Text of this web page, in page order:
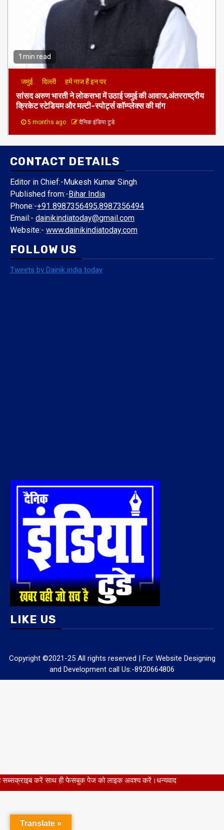
1 min read
जमुई दिल्ली हमें नाज हैं इन पर
​सांसद अरुण भारती ने लोकसभा में उठाई जमुई की आवाज,अंतरराष्ट्रीय
क्रिकेट स्टेडियम और मल्टी-स्पोर्ट्स कॉम्प्लेक्स की मांग
5 months ago दैनिक इंडिया टुडे
CONTACT DETAILS
Editor in Chief:-Mukesh Kumar Singh
Published from:-Bihar India
Phone:-+91 8987356495,8987356494
Email:- dainikindiatoday@gmail.com
Website:- www.dainikindiatoday.com
FOLLOW US
Tweets by Dainik india today
LIKE US
Copyright ©2021-25 All rights reserved | For Website Designing
and Development call Us:-8920664806
Translate »
फेसबुक पेज को लाइक अवश्य करें।धन्यवाद